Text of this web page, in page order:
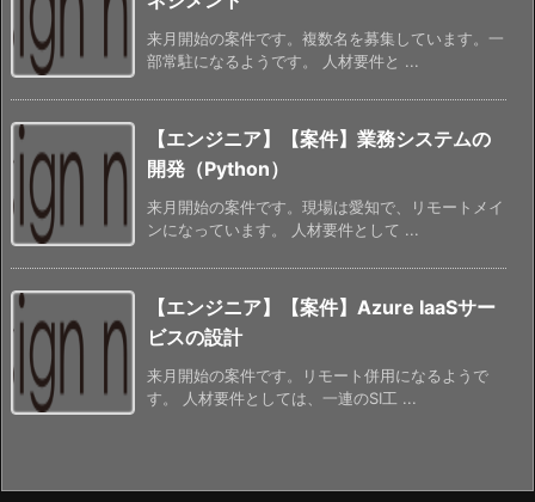
来月開始の案件です。複数名を募集しています。一
部常駐になるようです。 人材要件と ...
【エンジニア】【案件】業務システムの
開発（Python）
来月開始の案件です。現場は愛知で、リモートメイ
ンになっています。 人材要件として ...
【エンジニア】【案件】Azure IaaSサー
ビスの設計
来月開始の案件です。リモート併用になるようで
す。 人材要件としては、一連のSI工 ...